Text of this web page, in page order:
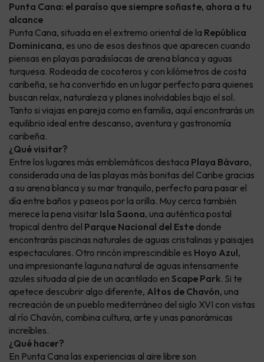
Punta Cana: el paraíso que siempre soñaste, ahora a tu
alcance
Punta Cana, situada en el extremo oriental de la República
Dominicana, es uno de esos destinos que aparecen cuando
piensas en playas paradisíacas de arena blanca y aguas
turquesa. Rodeada de cocoteros y con kilómetros de costa
caribeña, se ha convertido en un lugar perfecto para quienes
buscan relax, naturaleza y planes inolvidables bajo el sol.
Tanto si viajas en pareja como en familia, aquí encontrarás un
equilibrio ideal entre descanso, aventura y gastronomía
caribeña.
¿Qué visitar?
Entre los lugares más emblemáticos destaca Playa Bávaro,
considerada una de las playas más bonitas del Caribe gracias
a su arena blanca y su mar tranquilo, perfecto para pasar el
día entre baños y paseos por la orilla. Muy cerca también
merece la pena visitar Isla Saona, una auténtica postal
tropical dentro del Parque Nacional del Este donde
encontrarás piscinas naturales de aguas cristalinas y paisajes
espectaculares. Otro rincón imprescindible es Hoyo Azul,
una impresionante laguna natural de aguas intensamente
azules situada al pie de un acantilado en Scape Park. Si te
apetece descubrir algo diferente, Altos de Chavón, una
recreación de un pueblo mediterráneo del siglo XVI con vistas
al río Chavón, combina cultura, arte y unas panorámicas
increíbles.
¿Qué hacer?
En Punta Cana las experiencias al aire libre son